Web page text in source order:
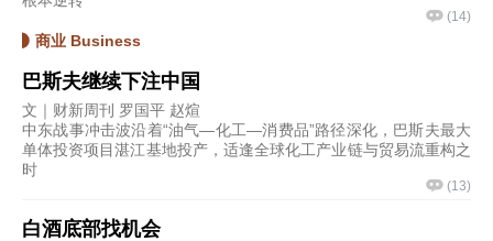
(14)
商业 Business
巴斯夫继续下注中国
文｜财新周刊 罗国平 赵煊
中东战事冲击波沿着“油气—化工—消费品”路径深化，巴斯夫最大
单体投资项目湛江基地投产，适逢全球化工产业链与贸易流重构之
时
(13)
白酒底部找机会